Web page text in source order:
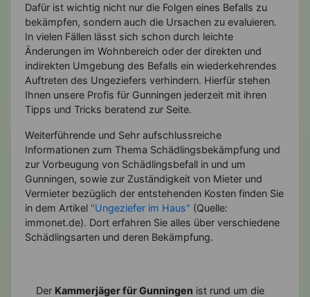
Dafür ist wichtig nicht nur die Folgen eines Befalls zu
bekämpfen, sondern auch die Ursachen zu evaluieren.
In vielen Fällen lässt sich schon durch leichte
Änderungen im Wohnbereich oder der direkten und
indirekten Umgebung des Befalls ein wiederkehrendes
Auftreten des Ungeziefers verhindern. Hierfür stehen
Ihnen unsere Profis für Gunningen jederzeit mit ihren
Tipps und Tricks beratend zur Seite.
Weiterführende und Sehr aufschlussreiche
Informationen zum Thema Schädlingsbekämpfung und
zur Vorbeugung von Schädlingsbefall in und um
Gunningen, sowie zur Zuständigkeit von Mieter und
Vermieter bezüglich der entstehenden Kosten finden Sie
in dem Artikel "Ungeziefer im Haus" (Quelle:
immonet.de). Dort erfahren Sie alles über verschiedene
Schädlingsarten und deren Bekämpfung.
Der Kammerjäger für Gunningen ist rund um die